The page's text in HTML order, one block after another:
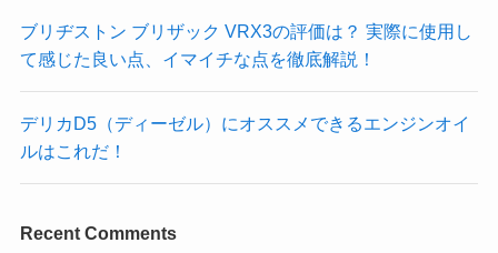
ブリヂストン ブリザック VRX3の評価は？ 実際に使用し
て感じた良い点、イマイチな点を徹底解説！
デリカD5（ディーゼル）にオススメできるエンジンオイ
ルはこれだ！
Recent Comments